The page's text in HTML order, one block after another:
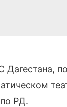
Дагестана,
РД.